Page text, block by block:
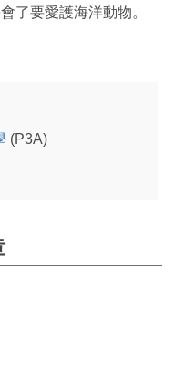
了要愛護海洋動物。
(P3A)